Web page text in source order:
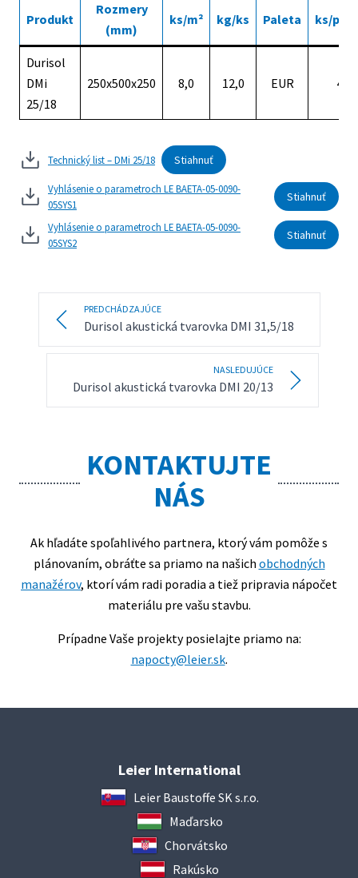
Produkt
Rozmery
(mm)
ks/m² kg/ks Paleta ks/
Durisol
DMi
25/18
250x500x250 8,0 12,0 EUR 40
Technický list – DMi 25/18 Stiahnuť
Vyhlásenie o parametroch LE BAETA-05-0090-
05SYS1
Stiahnuť
Vyhlásenie o parametroch LE BAETA-05-0090-
05SYS2
Stiahnuť
PREDCHÁDZAJÚCE
Durisol akustická tvarovka DMI 31,5/18
NASLEDUJÚCE
Durisol akustická tvarovka DMI 20/13
KONTAKTUJTE
NÁS
Ak hľadáte spoľahlivého partnera, ktorý vám pomôže s
plánovaním, obráťte sa priamo na našich obchodných
manažérov, ktorí vám radi poradia a tiež pripravia nápočet
materiálu pre vašu stavbu.
Prípadne Vaše projekty posielajte priamo na:
napocty@leier.sk.
Leier International
Leier Baustoffe SK s.r.o.
Maďarsko
Chorvátsko
Rakúsko